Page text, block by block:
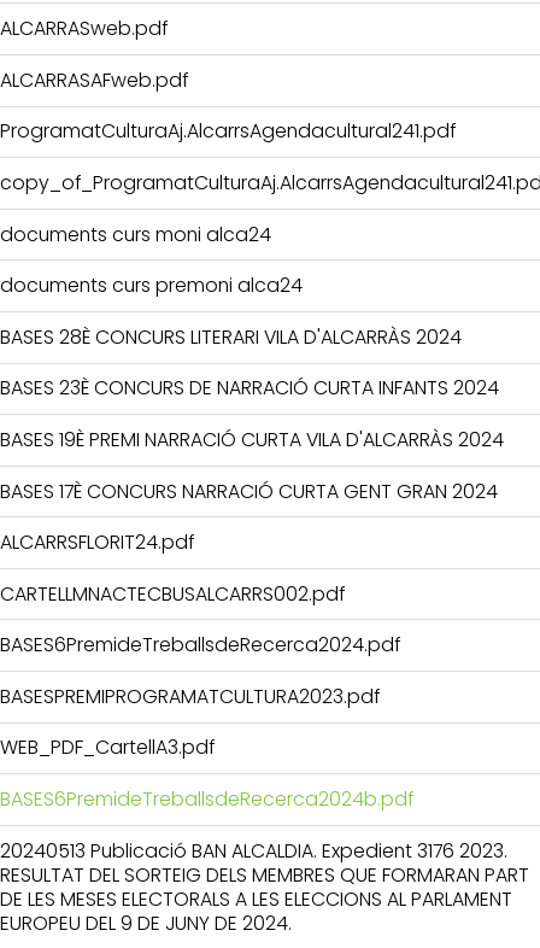
ALCARRASweb.pdf
ALCARRASAFweb.pdf
ProgramatCulturaAj.AlcarrsAgendacultural241.pdf
documents curs moni alca24
documents curs premoni alca24
BASES 28È CONCURS LITERARI VILA D'ALCARRÀS 2024
BASES 23È CONCURS DE NARRACIÓ CURTA INFANTS 2024
BASES 19È PREMI NARRACIÓ CURTA VILA D'ALCARRÀS 2024
BASES 17È CONCURS NARRACIÓ CURTA GENT GRAN 2024
ALCARRSFLORIT24.pdf
CARTELLMNACTECBUSALCARRS002.pdf
BASES6PremideTreballsdeRecerca2024.pdf
BASESPREMIPROGRAMATCULTURA2023.pdf
WEB_PDF_CartellA3.pdf
BASES6PremideTreballsdeRecerca2024b.pdf
20240513 Publicació BAN ALCALDIA. Expedient 3176 2023.
RESULTAT DEL SORTEIG DELS MEMBRES QUE FORMARAN PART
DE LES MESES ELECTORALS A LES ELECCIONS AL PARLAMENT
EUROPEU DEL 9 DE JUNY DE 2024.